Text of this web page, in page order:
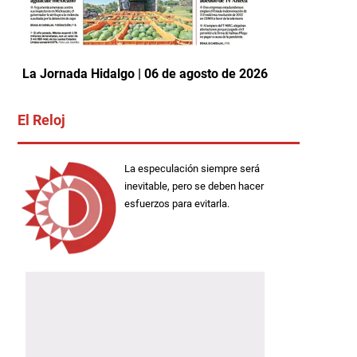
La Jornada Hidalgo | 06 de agosto de 2026
El Reloj
La especulación siempre será
inevitable, pero se deben hacer
esfuerzos para evitarla.